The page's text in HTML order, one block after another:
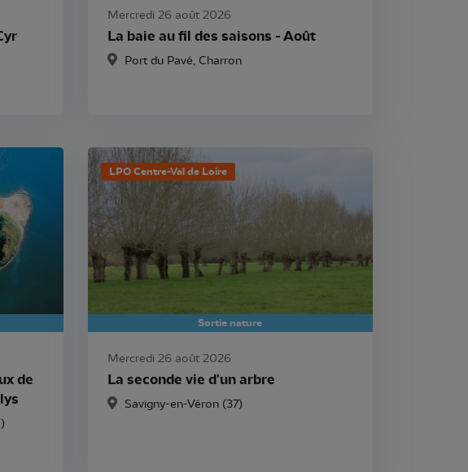
Mercredi 26 août 2026
La baie au fil des saisons - Août
Port du Pavé, Charron
de
LPO Centre-Val de Loire
Sortie nature
Mercredi 26 août 2026
La seconde vie d'un arbre
Savigny-en-Véron (37)